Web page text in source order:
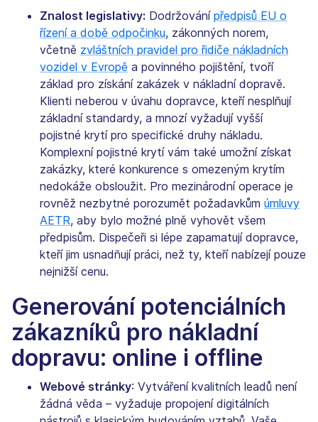
Znalost legislativy: Dodržování předpisů EU o
řízení a době odpočinku, zákonných norem,
včetně zvláštních pravidel pro řidiče nákladních
vozidel v Evropě a povinného pojištění, tvoří
základ pro získání zakázek v nákladní dopravě.
Klienti neberou v úvahu dopravce, kteří nesplňují
základní standardy, a mnozí vyžadují vyšší
pojistné krytí pro specifické druhy nákladu.
Komplexní pojistné krytí vám také umožní získat
zakázky, které konkurence s omezeným krytím
nedokáže obsloužit. Pro mezinárodní operace je
rovněž nezbytné porozumět požadavkům úmluvy
AETR, aby bylo možné plně vyhovět všem
předpisům. Dispečeři si lépe zapamatují dopravce,
kteří jim usnadňují práci, než ty, kteří nabízejí pouze
nejnižší cenu.
Generování potenciálních
zákazníků pro nákladní
dopravu: online i offline
Webové stránky: Vytváření kvalitních leadů není
žádná věda – vyžaduje propojení digitálních